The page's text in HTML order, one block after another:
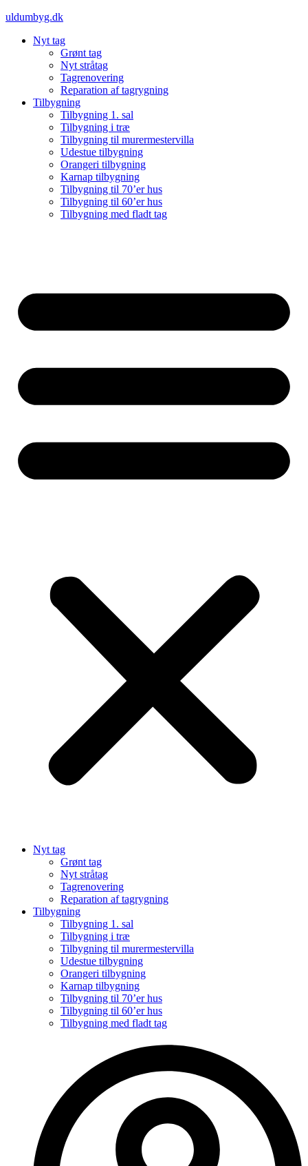
Videre
indhold
uldumbyg.dk
Nyt tag
Grønt tag
Nyt stråtag
Tagrenovering
Reparation af tagrygning
Tilbygning
Tilbygning 1. sal
Tilbygning i træ
Tilbygning til murermestervilla
Udestue tilbygning
Orangeri tilbygning
Karnap tilbygning
Tilbygning til 70’er hus
Tilbygning til 60’er hus
Tilbygning med fladt tag
Nyt tag
Grønt tag
Nyt stråtag
Tagrenovering
Reparation af tagrygning
Tilbygning
Tilbygning 1. sal
Tilbygning i træ
Tilbygning til murermestervilla
Udestue tilbygning
Orangeri tilbygning
Karnap tilbygning
Tilbygning til 70’er hus
Tilbygning til 60’er hus
Tilbygning med fladt tag